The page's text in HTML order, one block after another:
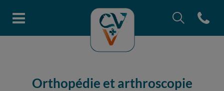
Page d'accueil de Clinique
Open
Recherche
Orthopédie et arthroscopie